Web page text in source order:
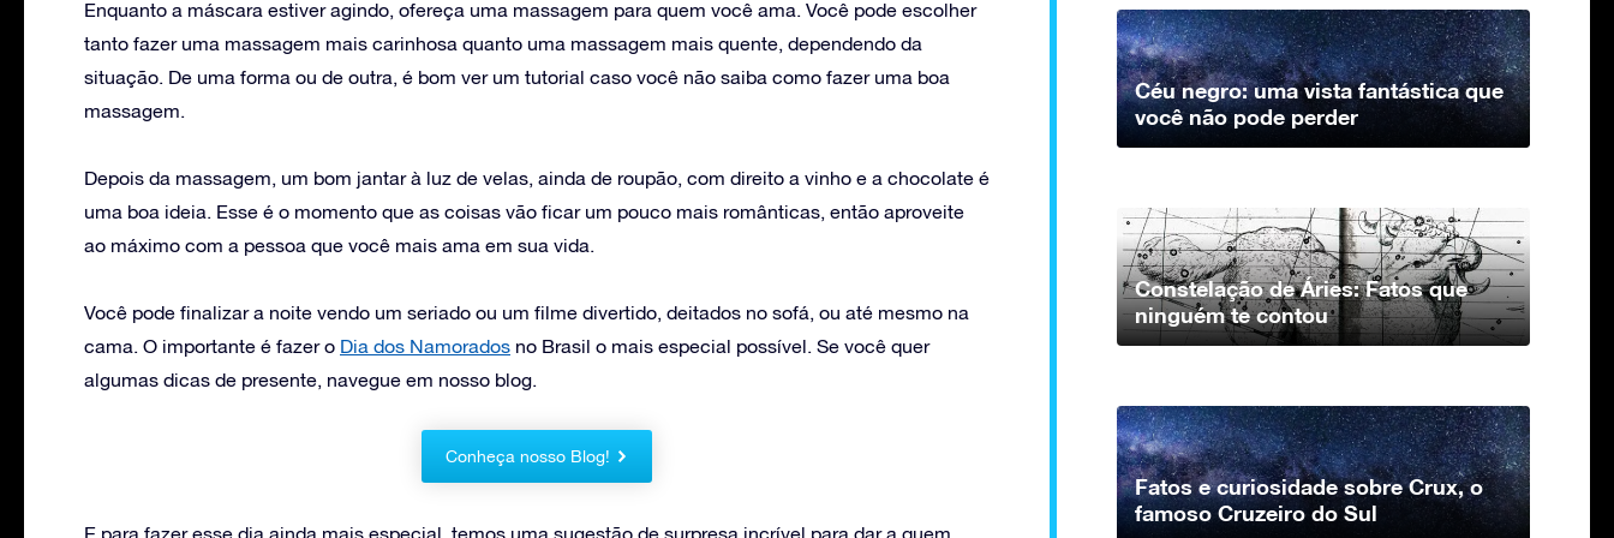
Enquanto a máscara estiver agindo, ofereça uma massagem para quem você ama. Você pode escolher
tanto fazer uma massagem mais carinhosa quanto uma massagem mais quente, dependendo da
situação. De uma forma ou de outra, é bom ver um tutorial caso você não saiba como fazer uma boa
massagem.
Depois da massagem, um bom jantar à luz de velas, ainda de roupão, com direito a vinho e a chocolate é
uma boa ideia. Esse é o momento que as coisas vão ficar um pouco mais românticas, então aproveite
ao máximo com a pessoa que você mais ama em sua vida.
Você pode finalizar a noite vendo um seriado ou um filme divertido, deitados no sofá, ou até mesmo na
cama. O importante é fazer o Dia dos Namorados no Brasil o mais especial possível. Se você quer
algumas dicas de presente, navegue em nosso blog.
Conheça nosso Blog!
E para fazer esse dia ainda mais especial, temos uma sugestão de surpresa incrível para dar a quem
Céu negro: uma vista fantástica que
você não pode perder
Constelação de Áries: Fatos que
ninguém te contou
Fatos e curiosidade sobre Crux, o
famoso Cruzeiro do Sul